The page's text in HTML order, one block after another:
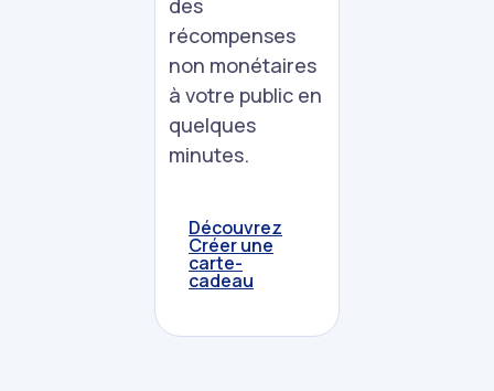
des
récompenses
non monétaires
à votre public en
quelques
minutes.
Découvrez
Créer une
carte-
cadeau